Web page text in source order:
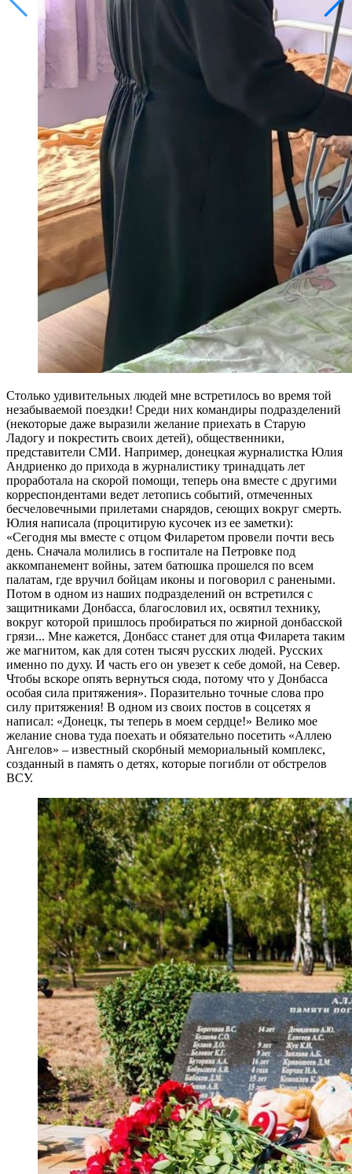
Столько удивительных людей мне встретилось во время той
незабываемой поездки! Среди них командиры подразделений
(некоторые даже выразили желание приехать в Старую
Ладогу и покрестить своих детей), общественники,
представители СМИ. Например, донецкая журналистка Юлия
Андриенко до прихода в журналистику тринадцать лет
проработала на скорой помощи, теперь она вместе с другими
корреспондентами ведет летопись событий, отмеченных
бесчеловечными прилетами снарядов, сеющих вокруг смерть.
Юлия написала (процитирую кусочек из ее заметки):
«Сегодня мы вместе с отцом Филаретом провели почти весь
день. Сначала молились в госпитале на Петровке под
аккомпанемент войны, затем батюшка прошелся по всем
палатам, где вручил бойцам иконы и поговорил с ранеными.
Потом в одном из наших подразделений он встретился с
защитниками Донбасса, благословил их, освятил технику,
вокруг которой пришлось пробираться по жирной донбасской
грязи... Мне кажется, Донбасс станет для отца Филарета таким
же магнитом, как для сотен тысяч русских людей. Русских
именно по духу. И часть его он увезет к себе домой, на Север.
Чтобы вскоре опять вернуться сюда, потому что у Донбасса
особая сила притяжения». Поразительно точные слова про
силу притяжения! В одном из своих постов в соцсетях я
написал: «Донецк, ты теперь в моем сердце!» Велико мое
желание снова туда поехать и обязательно посетить «Аллею
Ангелов» – известный скорбный мемориальный комплекс,
созданный в память о детях, которые погибли от обстрелов
ВСУ.